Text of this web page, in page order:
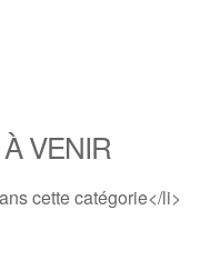
VENIR
cette catégorie</li>